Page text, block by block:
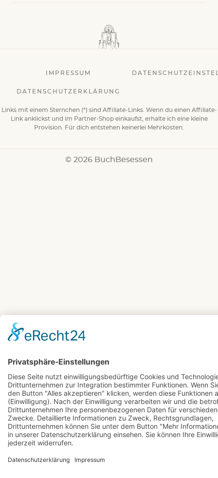
IMPRESSUM
DATENSCHUTZERKLÄRUNG
Links mit einem Sternchen (*) sind Affiliate-Links. Wenn du einen Affiliate-
Link anklickst und im Partner-Shop einkaufst, erhalte ich eine kleine
Provision. Für dich entstehen keinerlei Mehrkosten.
© 2026 BuchBesessen